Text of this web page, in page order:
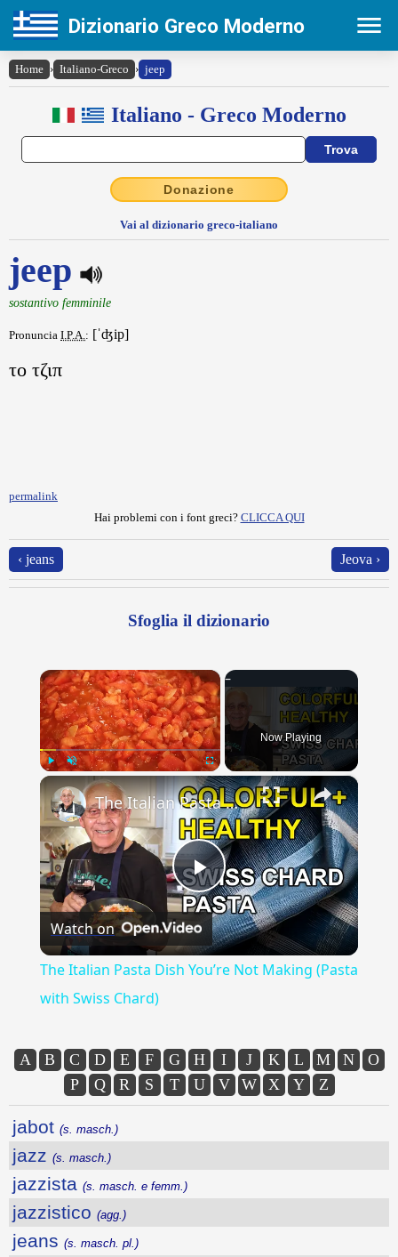
Dizionario Greco Moderno
Home › Italiano-Greco › jeep
Italiano - Greco Moderno
Donazione
Vai al dizionario greco-italiano
jeep
sostantivo femminile
Pronuncia I.P.A.: [ˈʤip]
το τζιπ
permalink
Hai problemi con i font greci? CLICCA QUI
‹ jeans Jeova ›
Sfoglia il dizionario
×
Unmute Fullscreen
Now Playing
×
Play
Video
The Italian Pasta Dish You’re Not Making (Pasta with Swiss Chard)
Watch on
The Italian Pasta Dish You’re Not Making (Pasta
with Swiss Chard)
A B C D E F G H I J K L M N
O
P
Q R S T U V W X Y Z
jabot (s. masch.)
jazz (s. masch.)
jazzista (s. masch. e femm.)
jazzistico (agg.)
jeans (s. masch. pl.)